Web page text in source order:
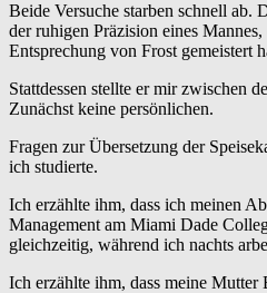
Beide Versuche starben schnell ab.
der ruhigen Präzision eines
Entsprechung von Frost gemeistert
Stattdessen stellte er mir zwischen
Zunächst keine persönlichen.
Fragen zur Übersetzung der
ich studierte.
Ich erzählte ihm, dass ich meinen
Management am Miami Dade
gleichzeitig, während ich nachts
Ich erzählte ihm, dass meine